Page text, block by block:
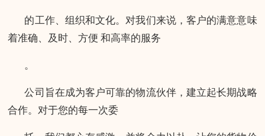
的工作、组织和文化。对我们来说，客户的满意意味
着准确、及时、方便 和高率的服务
。
公司旨在成为客户可靠的物流伙伴，建立起长期战略
合作。对于您的每一次委